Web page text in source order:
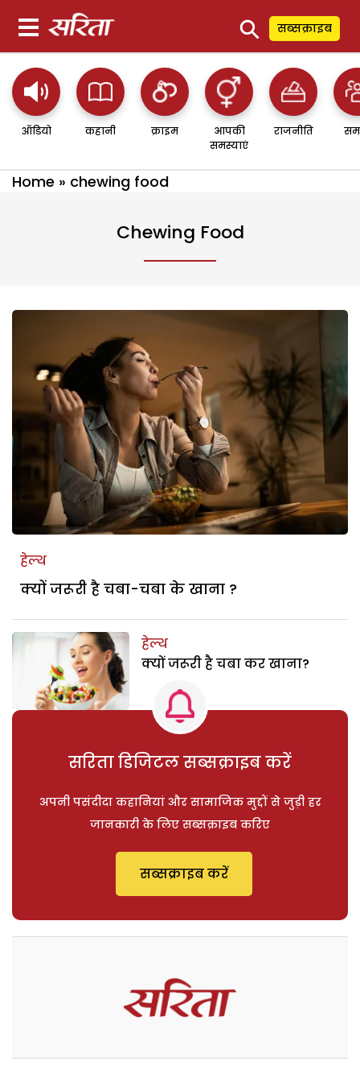
⚲ सब्सक्राइब
ऑडियो कहानी क्राइम
आपकी
समस्याएं
राजनीति
Home » chewing food
Chewing Food
हेल्थ
क्यों जरूरी है चबा-चबा के खाना ?
हेल्थ
क्यों जरूरी है चबा कर खाना?
सरिता डिजिटल सब्सक्राइब करें
अपनी पसंदीदा कहानियां और सामाजिक मुद्दों से जुड़ी हर
जानकारी के लिए सब्सक्राइब करिए
सब्सक्राइब करें